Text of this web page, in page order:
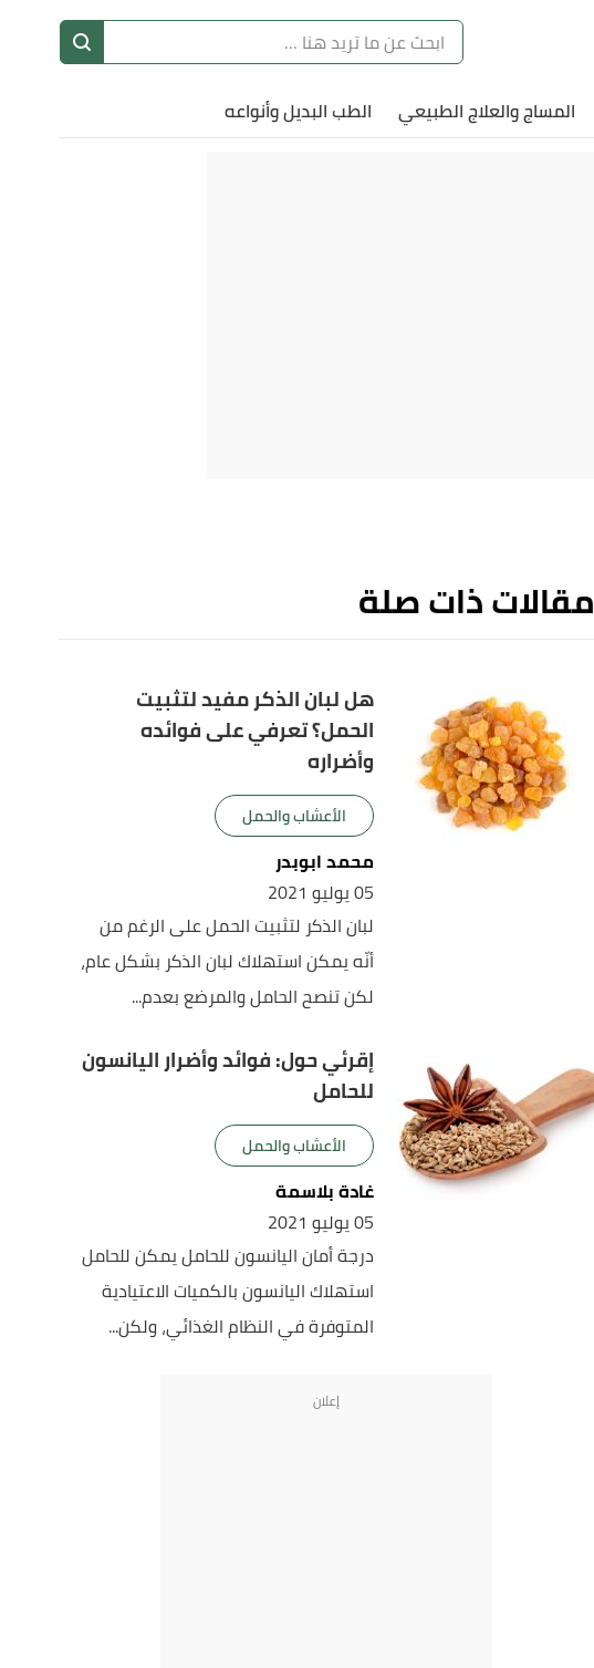
المساج والعلاج الطبيعي الطب البديل وأنواعه
مقالات ذات صلة
هل لبان الذكر مفيد لتثبيت
الحمل؟ تعرفي على فوائده
وأضراره
الأعشاب والحمل
محمد ابوبدر
05 يوليو 2021
لبان الذكر لتثبيت الحمل على الرغم من
أنّه يمكن استهلاك لبان الذكر بشكل عام،
لكن تنصح الحامل والمرضع بعدم...
إقرئي حول: فوائد وأضرار اليانسون
للحامل
الأعشاب والحمل
غادة بلاسمة
05 يوليو 2021
درجة أمان اليانسون للحامل يمكن للحامل
استهلاك اليانسون بالكميات الاعتيادية
المتوفرة في النظام الغذائي، ولكن...